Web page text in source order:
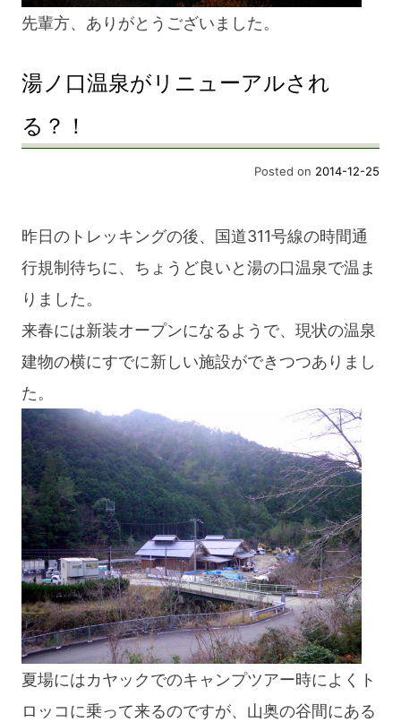
先輩方、ありがとうございました。
湯ノ口温泉がリニューアルされ
る？！
Posted on 2014-12-25
昨日のトレッキングの後、国道311号線の時間通
行規制待ちに、ちょうど良いと湯の口温泉で温ま
りました。
来春には新装オープンになるようで、現状の温泉
建物の横にすでに新しい施設ができつつありまし
た。
夏場にはカヤックでのキャンプツアー時によくト
ロッコに乗って来るのですが、山奥の谷間にある